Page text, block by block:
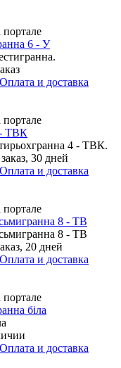
портале
6 - У
Оплата и доставка
портале
- ТВК
4 - ТВК.
30 дней
Оплата и доставка
портале
8 - ТВ
8 - ТВ
20 дней
Оплата и доставка
портале
біла
Оплата и доставка